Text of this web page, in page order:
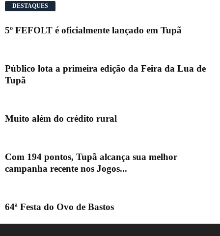
DESTAQUES
5º FEFOLT é oficialmente lançado em Tupã
Público lota a primeira edição da Feira da Lua de
Tupã
Muito além do crédito rural
Com 194 pontos, Tupã alcança sua melhor
campanha recente nos Jogos...
64ª Festa do Ovo de Bastos